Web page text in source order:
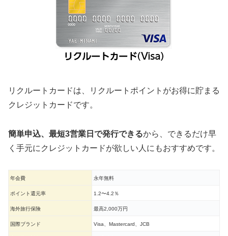
リクルートカードは、リクルートポイントがお得に貯まる
クレジットカードです。
簡単申込、最短3営業日で発行できるから、できるだけ早
く手元にクレジットカードが欲しい人にもおすすめです。
年会費 永年無料
ポイント還元率 1.2〜4.2％
海外旅行保険 最高2,000万円
国際ブランド Visa、Mastercard、JCB